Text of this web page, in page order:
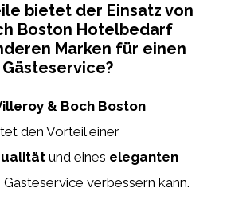
bietet der Einsatz von
Boston Hotelbedarf
Marken für einen
& Boch Boston
den Vorteil einer
und eines eleganten
Gästeservice verbessern kann.